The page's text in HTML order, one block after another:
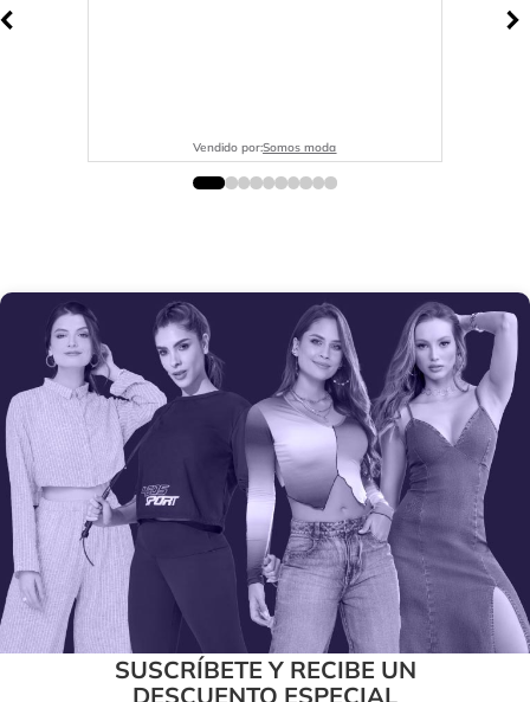
Vendido por:Somos moda
SUSCRÍBETE Y RECIBE UN
DESCUENTO ESPECIAL